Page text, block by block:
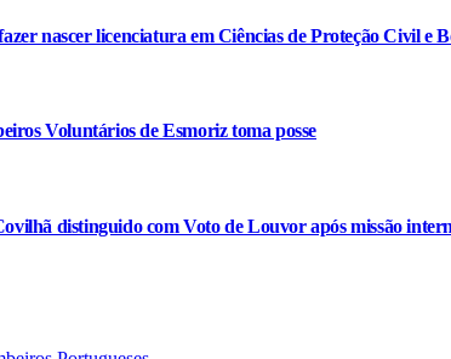
nascer licenciatura em Ciências de Proteção Civil e
Voluntários de Esmoriz toma posse
distinguido com Voto de Louvor após missão